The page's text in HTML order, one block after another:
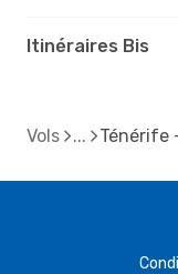
Itinéraires Bis
Vols Ténérife